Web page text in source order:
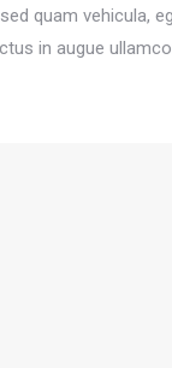
quam vehicula,
in augue